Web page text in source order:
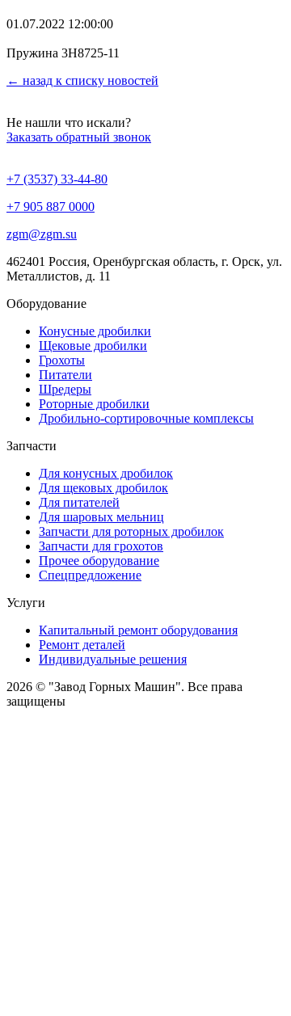
01.07.2022 12:00:00
Пружина 3Н8725-11
← назад к списку новостей
Не нашли что искали?
Заказать обратный звонок
+7 (3537) 33-44-80
+7 905 887 0000
zgm@zgm.su
462401 Россия, Оренбургская область, г. Орск, ул.
Металлистов, д. 11
Оборудование
Конусные дробилки
Щековые дробилки
Грохоты
Питатели
Шредеры
Роторные дробилки
Дробильно-сортировочные комплексы
Запчасти
Для конусных дробилок
Для щековых дробилок
Для питателей
Для шаровых мельниц
Запчасти для роторных дробилок
Запчасти для грохотов
Прочее оборудование
Спецпредложение
Услуги
Капитальный ремонт оборудования
Ремонт деталей
Индивидуальные решения
2026 © "Завод Горных Машин". Все права
защищены